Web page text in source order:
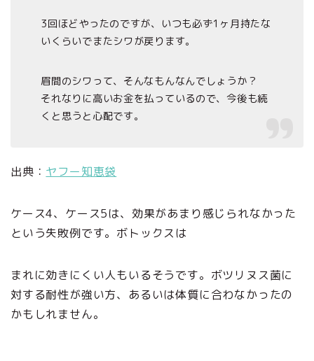
3回ほどやったのですが、いつも必ず1ヶ月持たな
いくらいでまたシワが戻ります。
眉間のシワって、そんなもんなんでしょうか？
それなりに高いお金を払っているので、今後も続
くと思うと心配です。
出典： ヤフー知恵袋
ケース4、ケース5は、効果があまり感じられなかった
という失敗例です。ボトックスは
まれに効きにくい人もいるそうです。ボツリヌス菌に
対する耐性が強い方、あるいは体質に合わなかったの
かもしれません。